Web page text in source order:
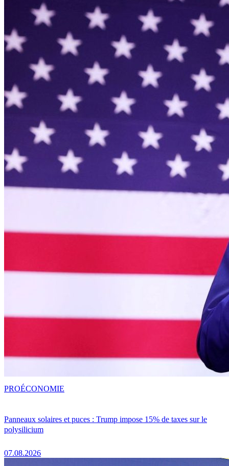
Panneaux solaires et puces : Trump impose 15% de taxes sur le
polysilicium
07.08.2026
PROÉCONOMIE